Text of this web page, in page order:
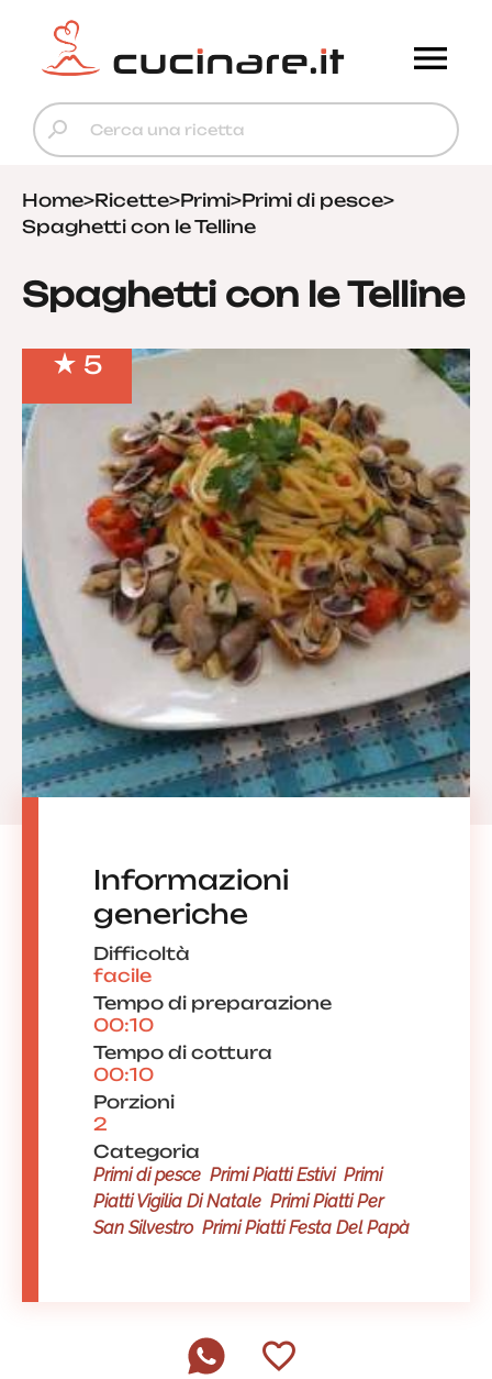
Home>Ricette>Primi>Primi di pesce>
Spaghetti con le Telline
Spaghetti con le Telline
5
Informazioni
generiche
Difficoltà
facile
Tempo di preparazione
00:10
Tempo di cottura
00:10
Porzioni
2
Categoria
Primi di pesce Primi Piatti Estivi Primi
Piatti Vigilia Di Natale Primi Piatti Per
San Silvestro Primi Piatti Festa Del Papà